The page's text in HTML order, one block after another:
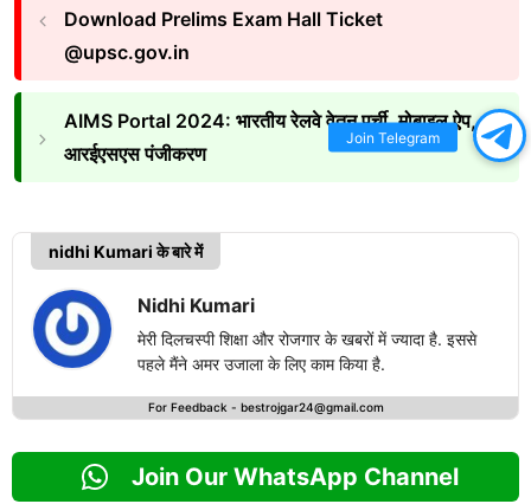
Download Prelims Exam Hall Ticket
@upsc.gov.in
AIMS Portal 2024: भारतीय रेलवे वेतन पर्ची, मोबाइल ऐप,
आरईएसएस पंजीकरण
nidhi Kumari के बारे में
Nidhi Kumari
मेरी दिलचस्पी शिक्षा और रोजगार के खबरों में ज्यादा है. इससे
पहले मैंने अमर उजाला के लिए काम किया है.
For Feedback - bestrojgar24@gmail.com
Join Our WhatsApp Channel
Join Telegram